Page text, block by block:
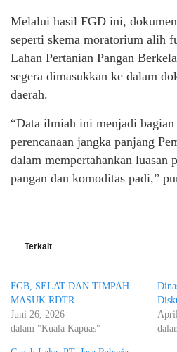
Melalui hasil FGD ini,
seperti skema moratorium alih
Lahan Pertanian Pangan
segera dimasukkan ke dalam
daerah.
“Data ilmiah ini menjadi
perencanaan jangka panjang
dalam mempertahankan luasan
pangan dan komoditas padi,”
Terkait
FGB, SELAT DAN TIMPAH
MASUK RDTR
Juni 26, 2026
dalam "Kuala Kapuas"